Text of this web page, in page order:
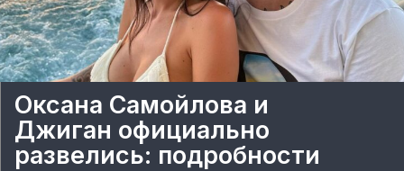
Оксана Самойлова и
Джиган официально
развелись: подробности